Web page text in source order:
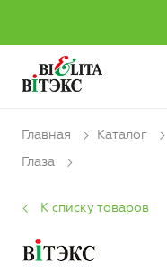
Главная Каталог
Глаза
К списку товаров